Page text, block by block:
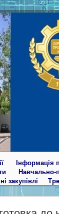
Інформація
Навчально-
закупівлі